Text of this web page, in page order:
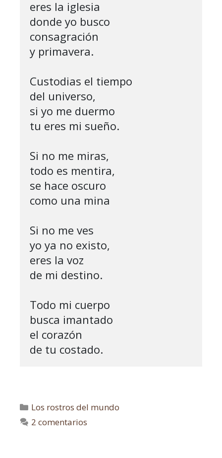
eres la iglesia
donde yo busco
consagración
y primavera.
Custodias el tiempo
del universo,
si yo me duermo
tu eres mi sueño.
Si no me miras,
todo es mentira,
se hace oscuro
como una mina
Si no me ves
yo ya no existo,
eres la voz
de mi destino.
Todo mi cuerpo
busca imantado
el corazón
de tu costado.
Los rostros del mundo
2 comentarios